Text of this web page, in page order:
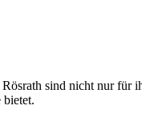
sind nicht nur für
bietet.